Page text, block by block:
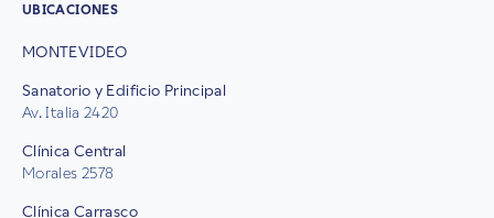
UBICACIONES
MONTEVIDEO
Sanatorio y Edificio Principal
Av. Italia 2420
Clínica Central
Morales 2578
Clínica Carrasco